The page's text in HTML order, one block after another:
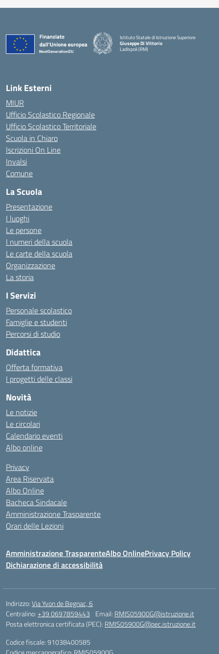
Istituto Statale di Istruzione Superiore
Giuseppe Di Vittorio
Ladispoli (RM)
Link Esterni
MIUR
Ufficio Scolastico Regionale
Ufficio Scolastico Territoriale
Scuola in Chiaro
Iscrizioni On Line
Invalsi
Comune
La Scuola
Presentazione
I luoghi
Le persone
I numeri della scuola
Le carte della scuola
Organizzazione
La storia
I Servizi
Personale scolastico
Famiglie e studenti
Percorsi di studio
Didattica
Offerta formativa
I progetti delle classi
Novità
Le notizie
Le circolari
Calendario eventi
Albo online
Privacy
Area Riservata
Albo Online
Bacheca Sindacale
Amministrazione Trasparente
Orari delle Lezioni
Amministrazione TrasparenteAlbo OnlinePrivacy Policy
Dichiarazione di accessibilità
Indirizzo:Via Yvon de Begnac, 6
Centralino:+39 0697859443 Email: RMIS05900G@istruzione.it
Posta elettronica certificata (PEC): RMIS05900G@pec.istruzione.it
Codice fiscale: 91038400585